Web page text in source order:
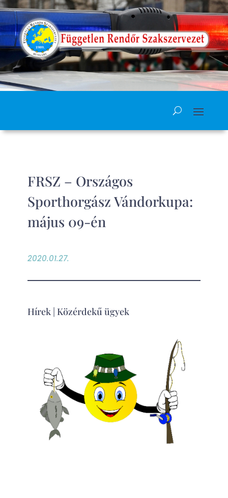
FRSZ – Országos
Sporthorgász Vándorkupa:
május 09-én
2020.01.27.
Hírek| Közérdekű ügyek